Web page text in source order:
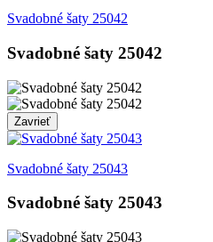
Svadobné šaty 25042
Svadobné šaty 25042
Zavrieť
Svadobné šaty 25043
Svadobné šaty 25043